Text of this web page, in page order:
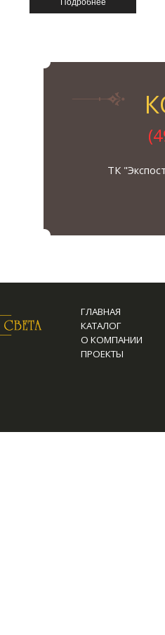
ТК
ГЛАВНАЯ
КАТАЛОГ
О КОМПАНИИ
ПРОЕКТЫ